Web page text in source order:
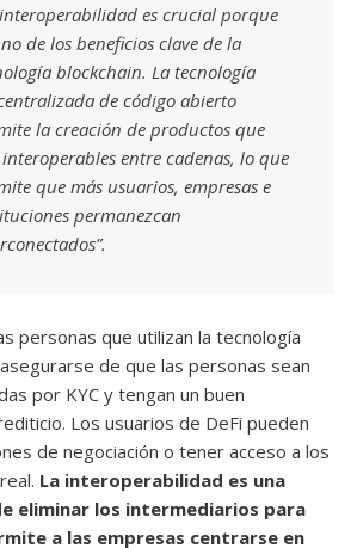
interoperabilidad es crucial porque
de los beneficios clave de la
blockchain. La tecnología
de código abierto
la creación de productos que
entre cadenas, lo que
que más usuarios, empresas e
permanezcan
personas que utilizan la tecnología
de que las personas sean
por KYC y tengan un buen
Los usuarios de DeFi pueden
de negociación o tener acceso a los
La interoperabilidad es una
eliminar los intermediarios para
a las empresas centrarse en